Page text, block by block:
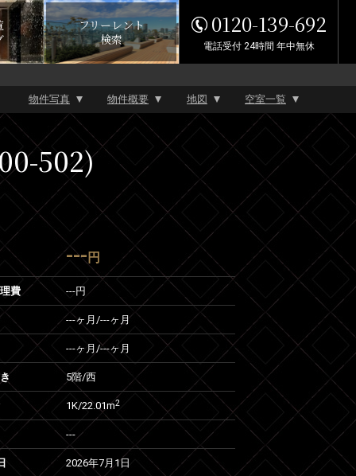
フリーレント
検索
0120-139-692
電話受付 24時間 年中無休
物件写真 物件概要 地図 空室一覧
502)
--- 円
費 ---円
---ヶ月 /---ヶ月
---ヶ月 /---ヶ月
5階/西
1K/22.01m2
---
2026年7月1日